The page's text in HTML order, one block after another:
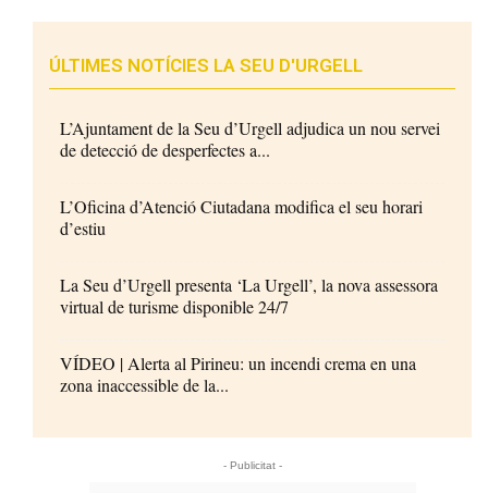
ÚLTIMES NOTÍCIES LA SEU D'URGELL
L’Ajuntament de la Seu d’Urgell adjudica un nou servei
de detecció de desperfectes a...
L’Oficina d’Atenció Ciutadana modifica el seu horari
d’estiu
La Seu d’Urgell presenta ‘La Urgell’, la nova assessora
virtual de turisme disponible 24/7
VÍDEO | Alerta al Pirineu: un incendi crema en una
zona inaccessible de la...
- Publicitat -